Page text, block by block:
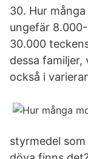
30. Hur
ungefär
30.000
dessa
också i
styrmedel